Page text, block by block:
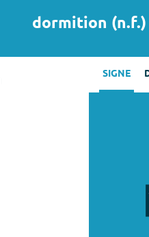
dormition (n.f.)
SIGNE